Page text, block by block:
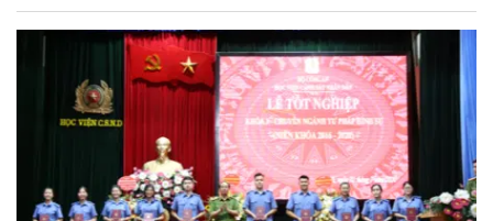
nữ Học viện đã tổ chức chương trình thăm gặp, động viên
kịp thời và ý nghĩa.